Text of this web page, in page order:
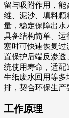
留与吸附作用，
维、泥沙、填料颗
量，稳定保障出水
具备结构简单、运
塞时可快速恢复过
置保护后端反渗透
统使用寿命，适配
生纸废水回用等多
排，契合环保生产
工作原理